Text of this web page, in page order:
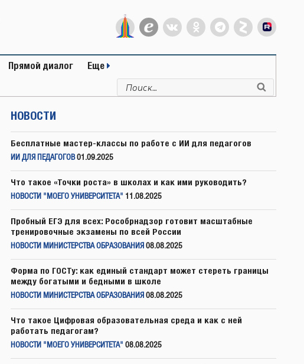
Прямой диалог Еще
Искать:
НОВОСТИ
Бесплатные мастер-классы по работе с ИИ для педагогов
ИИ ДЛЯ ПЕДАГОГОВ 01.09.2025
Что такое «Точки роста» в школах и как ими руководить?
НОВОСТИ "МОЕГО УНИВЕРСИТЕТА" 11.08.2025
Пробный ЕГЭ для всех: Рособрнадзор готовит масштабные
тренировочные экзамены по всей России
НОВОСТИ МИНИСТЕРСТВА ОБРАЗОВАНИЯ 08.08.2025
Форма по ГОСТу: как единый стандарт может стереть границы
между богатыми и бедными в школе
НОВОСТИ МИНИСТЕРСТВА ОБРАЗОВАНИЯ 08.08.2025
Что такое Цифровая образовательная среда и как с ней
работать педагогам?
НОВОСТИ "МОЕГО УНИВЕРСИТЕТА" 08.08.2025